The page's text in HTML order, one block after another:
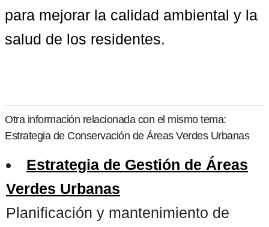
para mejorar la calidad ambiental y la
salud de los residentes.
Otra información relacionada con el mismo tema:
Estrategia de Conservación de Áreas Verdes Urbanas
Estrategia de Gestión de Áreas
Verdes Urbanas
Planificación y mantenimiento de